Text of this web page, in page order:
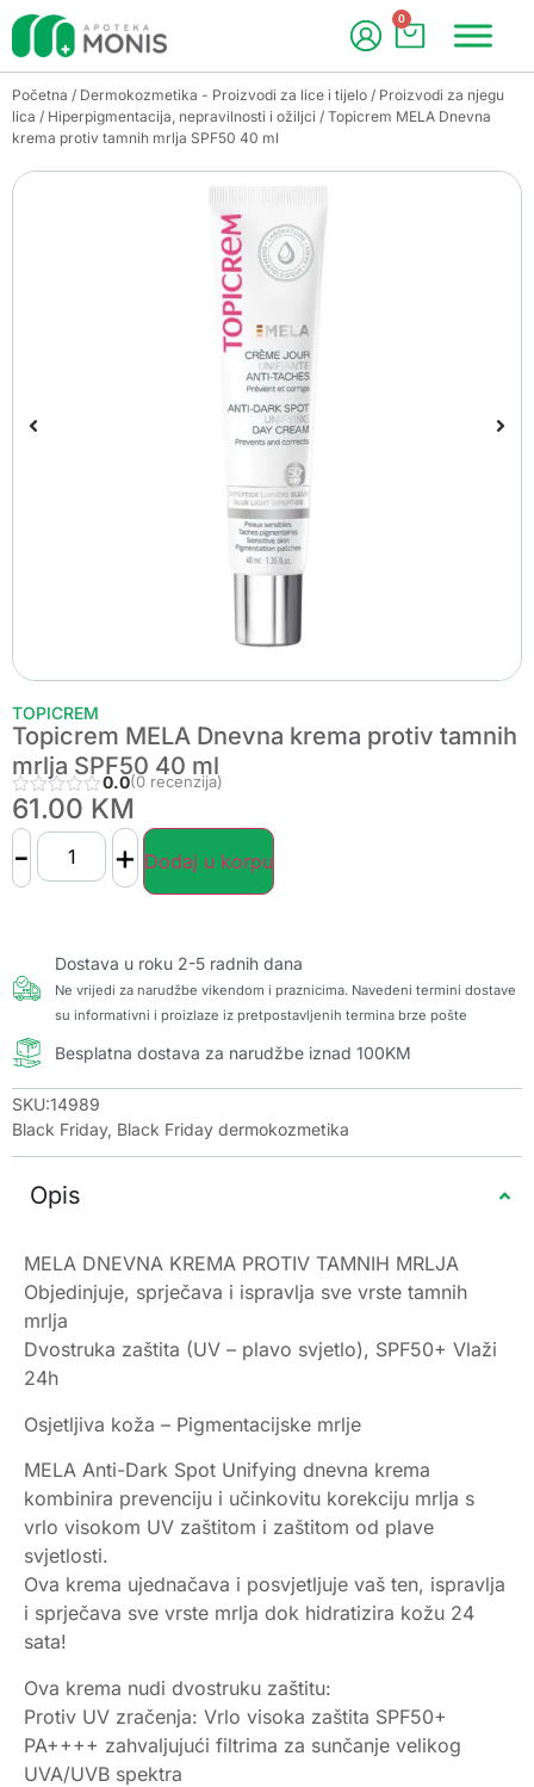
0
Početna / Dermokozmetika - Proizvodi za lice i tijelo / Proizvodi za njegu
lica / Hiperpigmentacija, nepravilnosti i ožiljci / Topicrem MELA Dnevna
krema protiv tamnih mrlja SPF50 40 ml
TOPICREM
Topicrem MELA Dnevna krema protiv tamnih
mrlja SPF50 40 ml
0.0(0 recenzija)
61.00 KM
- + Dodaj u korpu
Dostava u roku 2-5 radnih dana
Ne vrijedi za narudžbe vikendom i praznicima. Navedeni termini dostave
su informativni i proizlaze iz pretpostavljenih termina brze pošte
Besplatna dostava za narudžbe iznad 100KM
SKU:14989
Black Friday, Black Friday dermokozmetika
Opis
MELA DNEVNA KREMA PROTIV TAMNIH MRLJA
Objedinjuje, sprječava i ispravlja sve vrste tamnih
mrlja
Dvostruka zaštita (UV – plavo svjetlo), SPF50+ Vlaži
24h
Osjetljiva koža – Pigmentacijske mrlje
MELA Anti-Dark Spot Unifying dnevna krema
kombinira prevenciju i učinkovitu korekciju mrlja s
vrlo visokom UV zaštitom i zaštitom od plave
svjetlosti.
Ova krema ujednačava i posvjetljuje vaš ten, ispravlja
i sprječava sve vrste mrlja dok hidratizira kožu 24
sata!
Ova krema nudi dvostruku zaštitu:
Protiv UV zračenja: Vrlo visoka zaštita SPF50+
PA++++ zahvaljujući filtrima za sunčanje velikog
UVA/UVB spektra